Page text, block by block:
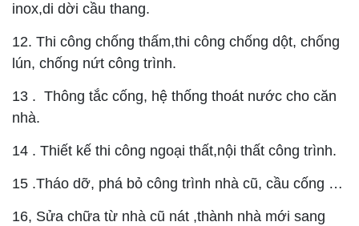
inox,di dời cầu thang.
12. Thi công chống thấm,thi công chống dột, chống
lún, chống nứt công trình.
13 . Thông tắc cống, hệ thống thoát nước cho căn
nhà.
14 . Thiết kế thi công ngoại thất,nội thất công trình.
15 .Tháo dỡ, phá bỏ công trình nhà cũ, cầu cống …
16, Sửa chữa từ nhà cũ nát ,thành nhà mới sang